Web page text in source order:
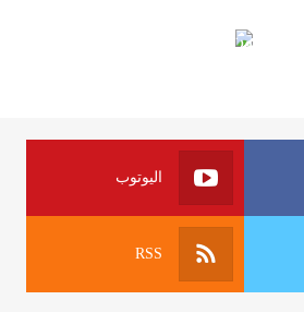
لقانون النفاذ إلى المعلومة
اليوتوب
RSS